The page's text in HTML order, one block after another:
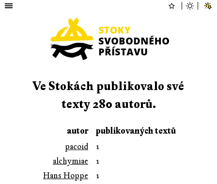
Ve Stokách publikovalo své
texty 280 autorů.
autor
publikovaných textů
pacoid
1
alchymiae
1
Hans Hoppe
1